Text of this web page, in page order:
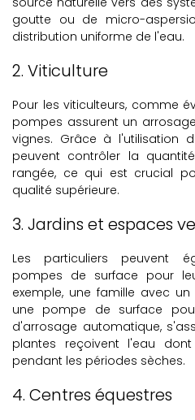
goutte ou de micro-
distribution uniforme de l'eau.
2. Viticulture
Pour les viticulteurs, comme
pompes assurent un
vignes. Grâce à l'utilisation
peuvent contrôler la
rangée, ce qui est crucial
qualité supérieure.
3. Jardins et espaces
Les particuliers peuvent
pompes de surface pour
exemple, une famille avec
une pompe de surface
d'arrosage automatique,
plantes reçoivent l'eau
pendant les périodes sèches.
4. Centres équestres